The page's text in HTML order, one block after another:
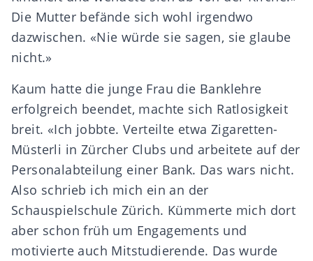
Die Mutter befände sich wohl irgendwo
dazwischen. «Nie würde sie sagen, sie glaube
nicht.»
Kaum hatte die junge Frau die Banklehre
erfolgreich beendet, machte sich Ratlosigkeit
breit. «Ich jobbte. Verteilte etwa Zigaretten-
Müsterli in Zürcher Clubs und arbeitete auf der
Personalabteilung einer Bank. Das wars nicht.
Also schrieb ich mich ein an der
Schauspielschule Zürich. Kümmerte mich dort
aber schon früh um Engagements und
motivierte auch Mitstudierende. Das wurde